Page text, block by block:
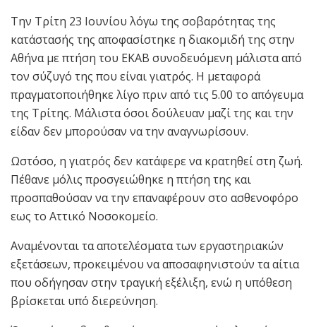
Την Τρίτη 23 Ιουνίου λόγω της σοβαρότητας της
κατάστασής της αποφασίστηκε η διακομιδή της στην
Αθήνα με πτήση του ΕΚΑΒ συνοδευόμενη μάλιστα από
τον σύζυγό της που είναι γιατρός. Η μεταφορά
πραγματοποιήθηκε λίγο πριν από τις 5.00 το απόγευμα
της Τρίτης. Μάλιστα όσοι δούλευαν μαζί της και την
είδαν δεν μπορούσαν να την αναγνωρίσουν.
Ωστόσο, η γιατρός δεν κατάφερε να κρατηθεί στη ζωή.
Πέθανε μόλις προσγειώθηκε η πτήση της και
προσπαθούσαν να την επαναφέρουν στο ασθενοφόρο
εως το Αττικό Νοσοκομείο.
Αναμένονται τα αποτελέσματα των εργαστηριακών
εξετάσεων, προκειμένου να αποσαφηνιστούν τα αίτια
που οδήγησαν στην τραγική εξέλιξη, ενώ η υπόθεση
βρίσκεται υπό διερεύνηση.